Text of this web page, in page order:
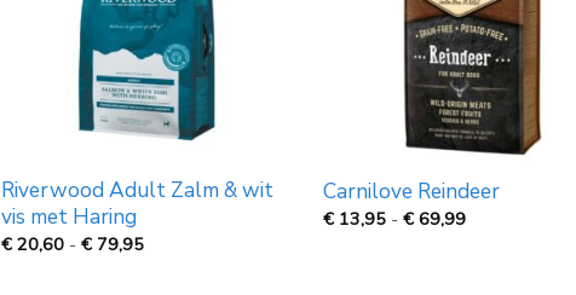
Riverwood Adult Zalm & wit
vis met Haring
€20,60 - € 79,95Prijsklasse:
Carnilove Reindeer
€ 13,95 - €69,99Prijsklasse: